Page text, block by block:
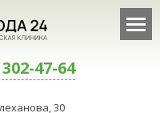
47-64
30